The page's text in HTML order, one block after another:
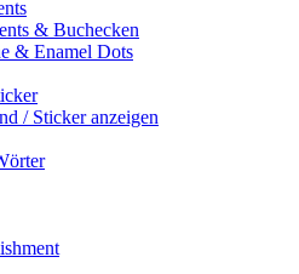
& Buchecken
& Enamel Dots
/ Sticker anzeigen